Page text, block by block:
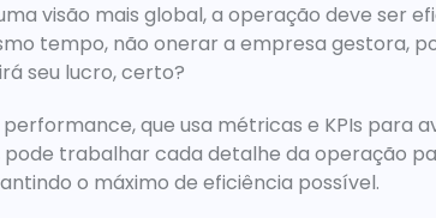
visão mais global, a operação deve ser
tempo, não onerar a empresa gestora,
seu lucro, certo?
que usa métricas e KPIs para
trabalhar cada detalhe da operação
o máximo de eficiência possível.